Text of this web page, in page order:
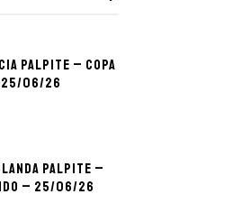
palpite – Copa
25/06/26
palpite –
– 25/06/26